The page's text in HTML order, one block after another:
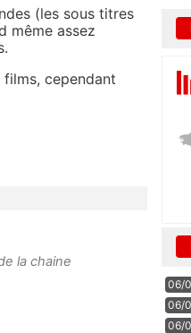
(les sous titres
même assez
cependant
la chaine
06/
06/
06/